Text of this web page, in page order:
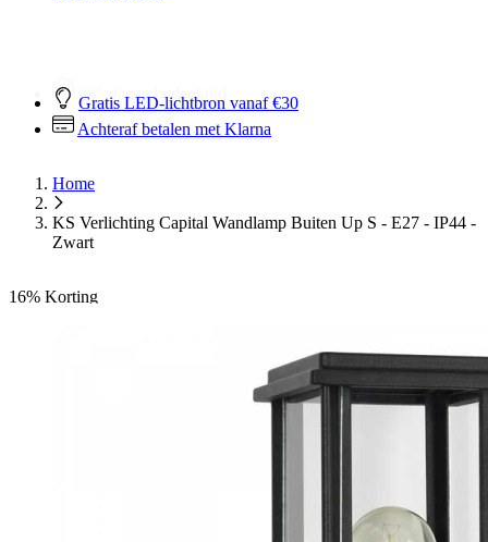
Gratis LED-lichtbron vanaf €30
Achteraf betalen met Klarna
Home
KS Verlichting Capital Wandlamp Buiten Up S - E27 - IP44 -
Zwart
16% Korting